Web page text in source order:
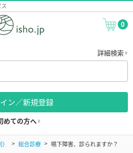
0
詳細検索
ン／新規登録
めての方へ
総合診療 嚥下障害、診られますか？